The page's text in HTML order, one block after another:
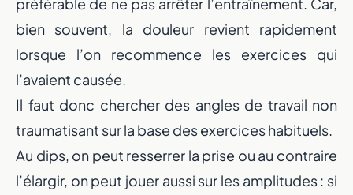
bien souvent, la douleur revient rapidement
lorsque l’on recommence les exercices qui
l’avaient causée.
Il faut donc chercher des angles de travail non
traumatisant sur la base des exercices habituels.
Au dips, on peut resserrer la prise ou au contraire
l’élargir, on peut jouer aussi sur les amplitudes : si